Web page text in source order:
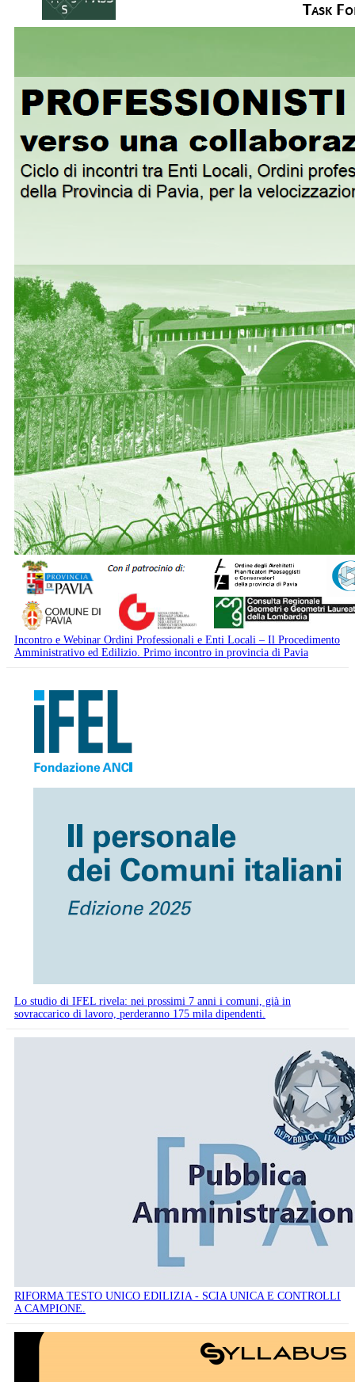
Incontro e Webinar Ordini Professionali e Enti Locali – Il Procedimento
Amministrativo ed Edilizio. Primo incontro in provincia di Pavia
Lo studio di IFEL rivela: nei prossimi 7 anni i comuni, già in
sovraccarico di lavoro, perderanno 175 mila dipendenti.
RIFORMA TESTO UNICO EDILIZIA - SCIA UNICA E CONTROLLI
A CAMPIONE.